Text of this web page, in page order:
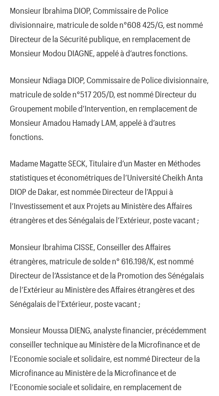
Monsieur Ibrahima DIOP, Commissaire de Police
divisionnaire, matricule de solde n°608 425/G, est nommé
Directeur de la Sécurité publique, en remplacement de
Monsieur Modou DIAGNE, appelé à d’autres fonctions.
Monsieur Ndiaga DIOP, Commissaire de Police divisionnaire,
matricule de solde n°517 205/D, est nommé Directeur du
Groupement mobile d’Intervention, en remplacement de
Monsieur Amadou Hamady LAM, appelé à d’autres
fonctions.
Madame Magatte SECK, Titulaire d’un Master en Méthodes
statistiques et économétriques de l’Université Cheikh Anta
DIOP de Dakar, est nommée Directeur de l’Appui à
l’Investissement et aux Projets au Ministère des Affaires
étrangères et des Sénégalais de l’Extérieur, poste vacant ;
Monsieur Ibrahima CISSE, Conseiller des Affaires
étrangères, matricule de solde n° 616.198/K, est nommé
Directeur de l’Assistance et de la Promotion des Sénégalais
de l’Extérieur au Ministère des Affaires étrangères et des
Sénégalais de l’Extérieur, poste vacant ;
Monsieur Moussa DIENG, analyste financier, précédemment
conseiller technique au Ministère de la Microfinance et de
l’Economie sociale et solidaire, est nommé Directeur de la
Microfinance au Ministère de la Microfinance et de
l’Economie sociale et solidaire, en remplacement de